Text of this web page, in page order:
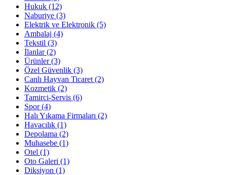
Hukuk (12)
Naburiye (3)
Elektrik ve Elektronik (5)
Ambalaj (4)
Tekstil (3)
İlanlar(2)
Ürünler(3)
Özel Güvenlik (3)
Canlı Hayvan Ticaret (2)
Kozmetik (2)
Tamirci-Servis (6)
Spor(4)
Halı Yıkama Firmaları (2)
Havacılık (1)
Depolama (2)
Muhasebe (1)
Otel (1)
Oto Galeri (1)
Diksiyon (1)